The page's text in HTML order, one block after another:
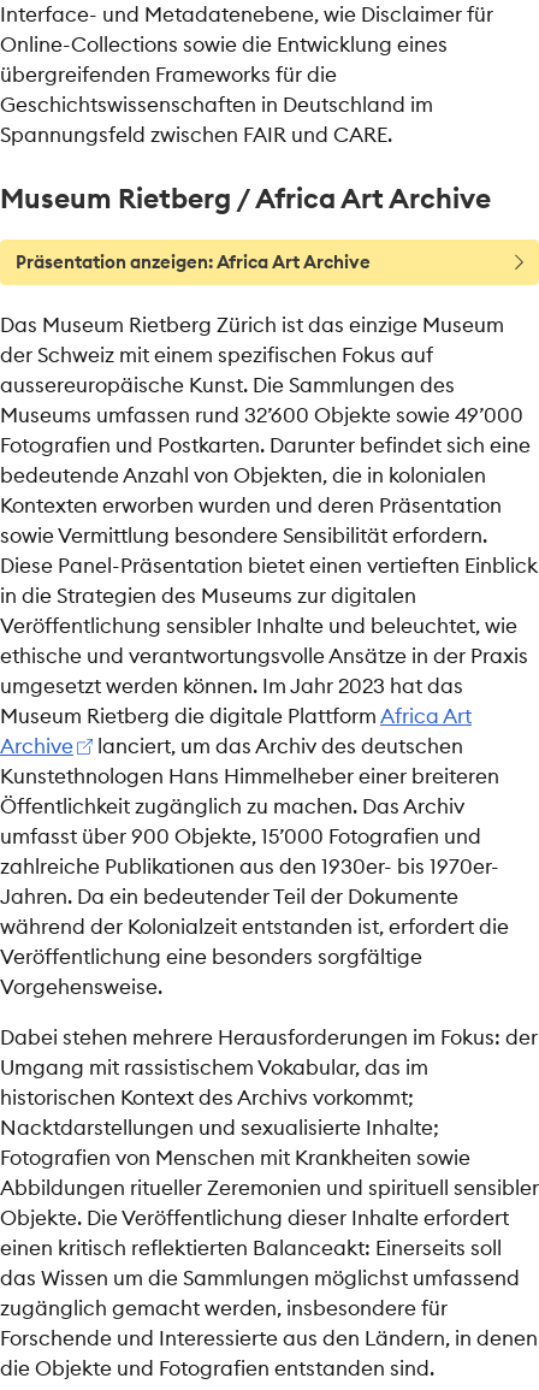
Interface- und Metadatenebene, wie Disclaimer für
Online-Collections sowie die Entwicklung eines
übergreifenden Frameworks für die
Geschichtswissenschaften in Deutschland im
Spannungsfeld zwischen FAIR und CARE.
Museum Rietberg / Africa Art Archive
T
i
p
Präsentation anzeigen: Africa Art Archive
Das Museum Rietberg Zürich ist das einzige Museum
der Schweiz mit einem spezifischen Fokus auf
aussereuropäische Kunst. Die Sammlungen des
Museums umfassen rund 32’600 Objekte sowie 49’000
Fotografien und Postkarten. Darunter befindet sich eine
bedeutende Anzahl von Objekten, die in kolonialen
Kontexten erworben wurden und deren Präsentation
sowie Vermittlung besondere Sensibilität erfordern.
Diese Panel-Präsentation bietet einen vertieften Einblick
in die Strategien des Museums zur digitalen
Veröffentlichung sensibler Inhalte und beleuchtet, wie
ethische und verantwortungsvolle Ansätze in der Praxis
umgesetzt werden können. Im Jahr 2023 hat das
Museum Rietberg die digitale PlattformAfrica Art
Archive
lanciert, um das Archiv des deutschen
Kunstethnologen Hans Himmelheber einer breiteren
Öffentlichkeit zugänglich zu machen. Das Archiv
umfasst über 900 Objekte, 15’000 Fotografien und
zahlreiche Publikationen aus den 1930er- bis 1970er-
Jahren. Da ein bedeutender Teil der Dokumente
während der Kolonialzeit entstanden ist, erfordert die
Veröffentlichung eine besonders sorgfältige
Vorgehensweise.
Dabei stehen mehrere Herausforderungen im Fokus: der
Umgang mit rassistischem Vokabular, das im
historischen Kontext des Archivs vorkommt;
Nacktdarstellungen und sexualisierte Inhalte;
Fotografien von Menschen mit Krankheiten sowie
Abbildungen ritueller Zeremonien und spirituell sensibler
Objekte. Die Veröffentlichung dieser Inhalte erfordert
einen kritisch reflektierten Balanceakt: Einerseits soll
das Wissen um die Sammlungen möglichst umfassend
zugänglich gemacht werden, insbesondere für
Forschende und Interessierte aus den Ländern, in denen
die Objekte und Fotografien entstanden sind.